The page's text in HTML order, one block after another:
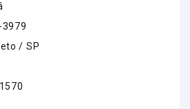
3979
/ SP